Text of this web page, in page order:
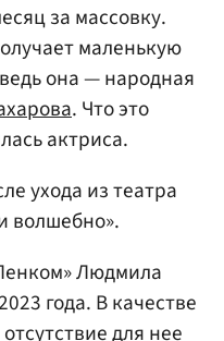
за массовку.
маленькую
она — народная
. Что это
актриса.
ухода из театра
волшебно».
Людмила
года. В качестве
для нее